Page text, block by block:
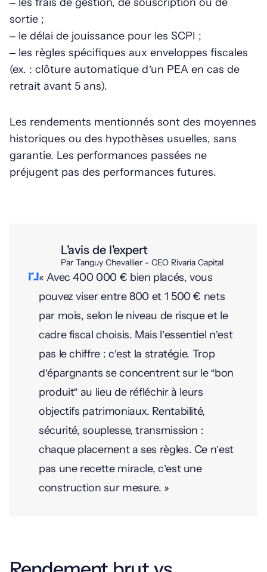
sortie ;
– le délai de jouissance pour les SCPI ;
– les règles spécifiques aux enveloppes fiscales
(ex. : clôture automatique d’un PEA en cas de
retrait avant 5 ans).
Les rendements mentionnés sont des moyennes
historiques ou des hypothèses usuelles, sans
garantie. Les performances passées ne
préjugent pas des performances futures.
L'avis de l'expert
Par Tanguy Chevallier - CEO Rivaria Capital
« Avec 400 000 € bien placés, vous
pouvez viser entre 800 et 1 500 € nets
par mois, selon le niveau de risque et le
cadre fiscal choisis. Mais l’essentiel n’est
pas le chiffre : c’est la stratégie. Trop
d’épargnants se concentrent sur le “bon
produit” au lieu de réfléchir à leurs
objectifs patrimoniaux. Rentabilité,
sécurité, souplesse, transmission :
chaque placement a ses règles. Ce n’est
pas une recette miracle, c’est une
construction sur mesure. »